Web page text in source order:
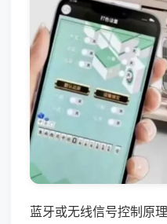
蓝牙或无线信号控制原